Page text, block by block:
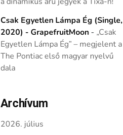
Csak Egyetlen Lámpa Ég (Single,
2020) - GrapefruitMoon- „Csak
Egyetlen Lámpa Ég” – megjelent a
The Pontiac első magyar nyelvű
dala
Archívum
2026. július